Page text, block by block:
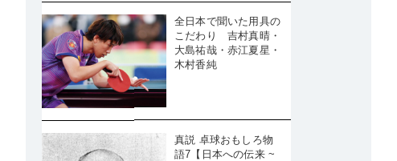
全日本で聞いた用具の
こだわり 吉村真晴・
大島祐哉・赤江夏星・
木村香純
真説 卓球おもしろ物
語7【日本への伝来 ~